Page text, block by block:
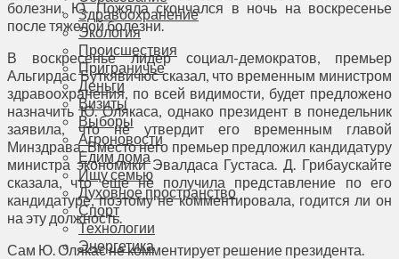
Здравоохранение
Экология
Происшествия
Приграничье
Деньги
Визиты
Выборы
Агроновости
Едим дома
Ищу семью
Духовное пространство
Спорт
Технологии
Энергетика
болезни. Ю. Пожяла скончался в ночь на воскресенье
после тяжелой болезни.
В воскресенье лидер социал-демократов, премьер
Альгирдас Буткявичюс сказал, что временным министром
здравоохранения, по всей видимости, будет предложено
назначить Ю. Олякаса, однако президент в понедельник
заявила, что не утвердит его временным главой
Минздрава. Вместо него премьер предложил кандидатуру
министра экономики Эвалдаса Густаса. Д. Грибаускайте
сказала, что еще не получила представление по его
кандидатуре, поэтому не комментировала, годится ли он
на эту должность.
Сам Ю. Олякас не комментирует решение президента.